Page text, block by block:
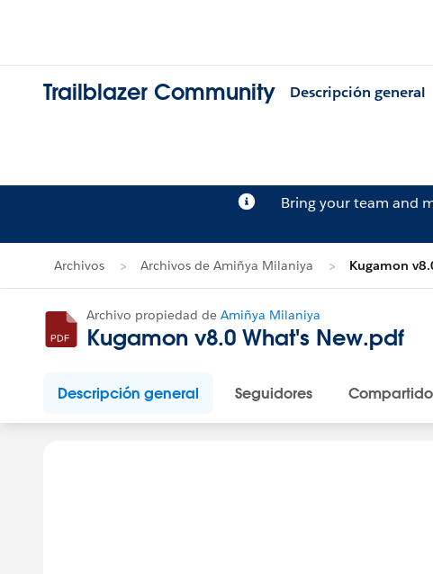
Trailblazer Community Descripción general
Bring your team and
Archivos Archivos de Amiñya Milaniya Kugamon
Archivo propiedad de Amiñya Milaniya
Kugamon v8.0 What's New.pdf
Descripción general Seguidores